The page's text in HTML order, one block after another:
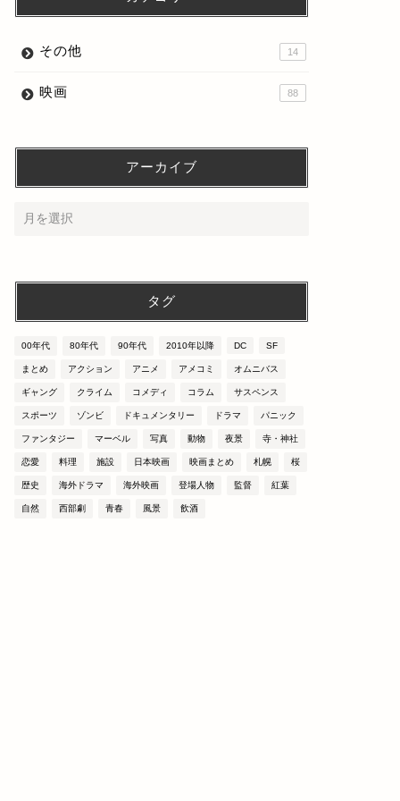
その他 14
映画 88
アーカイブ
タグ
00年代 80年代 90年代 2010年以降 DC SF
まとめ アクション アニメ アメコミ オムニバス
ギャング クライム コメディ コラム サスペンス
スポーツ ゾンビ ドキュメンタリー ドラマ パニック
ファンタジー マーベル 写真 動物 夜景 寺・神社
恋愛 料理 施設 日本映画 映画まとめ 札幌 桜
歴史 海外ドラマ 海外映画 登場人物 監督 紅葉
自然 西部劇 青春 風景 飲酒